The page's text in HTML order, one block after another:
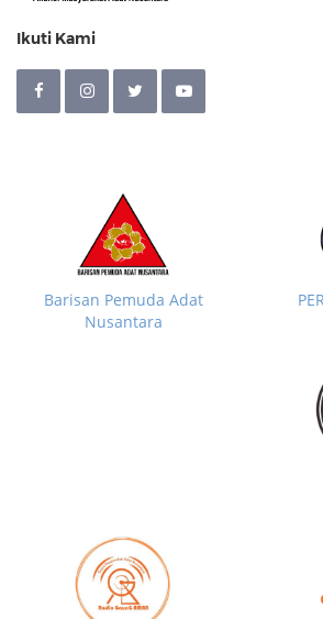
Ikuti Kami
Barisan Pemuda Adat
Nusantara